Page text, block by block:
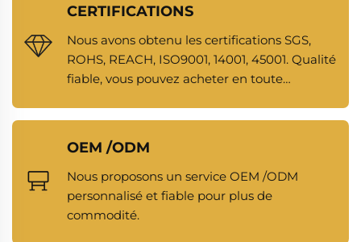
CERTIFICATIONS
Nous avons obtenu les certifications SGS,
ROHS, REACH, ISO9001, 14001, 45001. Qualité
fiable, vous pouvez acheter en toute
OEM /ODM
Nous proposons un service OEM /ODM
personnalisé et fiable pour plus de
commodité.